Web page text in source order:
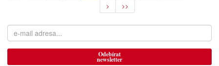
>
>>
Odebírat
newsletter